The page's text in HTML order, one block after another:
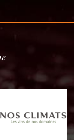
Distributeurs
Actualités